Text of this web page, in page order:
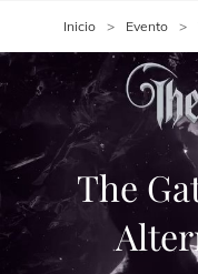
Inicio > Evento >
The